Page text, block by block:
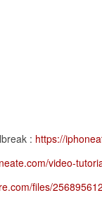
: https://
video-
files/